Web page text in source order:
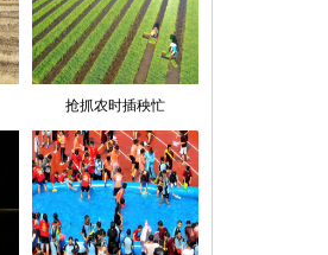
抢抓农时插秧忙